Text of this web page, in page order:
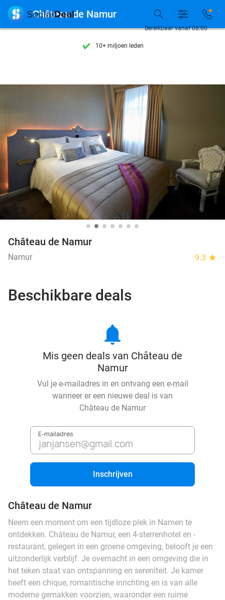
7 dagen per week beschikbaar
10+ miljoen leden
7 dagen per week beschikbaar
10+ miljoen leden
Bereikbaar vanaf 08:00
 Château de Namur
Château de Namur
Namur 9.3 star
Beschikbare deals
notifications
Mis geen deals van Château de
Namur
Vul je e-mailadres in en ontvang een e-mail
wanneer er een nieuwe deal is van
Château de Namur
E-mailadres
Inschrijven
Château de Namur
Neem een moment om een tijdloze plek in Namen te
ontdekken. Château de Namur, een 4-sterrenhotel en -
restaurant, gelegen in een groene omgeving, belooft je een
uitzonderlijk verblijf. Je overnacht in een omgeving die in
het teken staat van ontspanning en sereniteit. Je kamer
heeft een chique, romantische inrichting en is van alle
moderne gemakken voorzien, waaronder een ruime